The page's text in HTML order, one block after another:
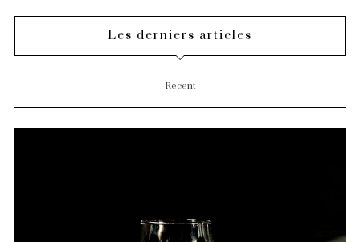
Les derniers articles
Recent